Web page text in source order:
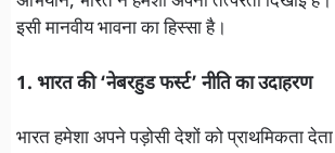
इसी मानवीय भावना का हिस्सा है।
1. भारत की ‘नेबरहुड फर्स्ट’ नीति का उदाहरण
भारत हमेशा अपने पड़ोसी देशों को प्राथमिकता